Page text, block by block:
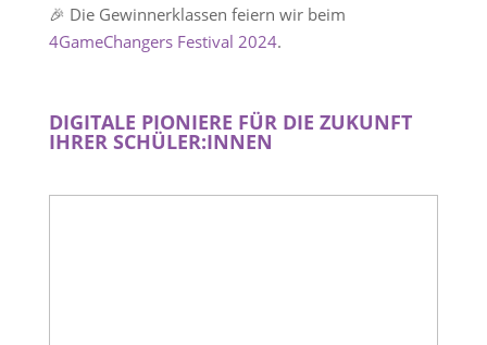
🎉 Die Gewinnerklassen feiern wir beim
4GameChangers Festival 2024.
DIGITALE PIONIERE FÜR DIE ZUKUNFT
IHRER SCHÜLER:INNEN